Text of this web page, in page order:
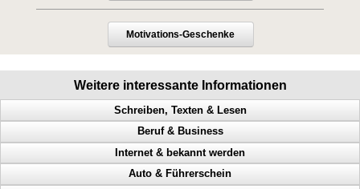
Motivations-Geschenke
Weitere interessante Informationen
Schreiben, Texten & Lesen
Doppel Content, Spinning, Neukundengewinnung, Bekanntheit
Heimverdienst, Heimarbeit, passives Einkommen, Tonstudio
Verleger werden, Stundenlohn, Verlag finden, Buch verlegen
Beruf & Business
Bekanntheitsgrad, Online PR, Neukundengewinnung, Doppel Content
Geld scheffeln, Geld verdienen von zuhause aus, Werbung machen
Internet & bekannt werden
Abmahnungen, Wettbewerbsverein, Neukundengewinnung,
Auto & Führerschein